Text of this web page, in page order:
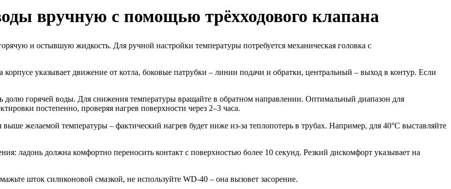
вручную с помощью трёхходового клапана
и остывшую жидкость. Для ручной настройки температуры потребуется механическая головка с
указывает движение от котла, боковые патрубки – линии подачи и обратки, центральный – выход в контур. Если
долю горячей воды. Для снижения температуры вращайте в обратном направлении. Оптимальный диапазон для
постепенно, проверяя нагрев поверхности через 2–3 часа.
желаемой температуры – фактический нагрев будет ниже из-за теплопотерь в трубах. Например, для 40°C выставляйте
ладонь должна комфортно переносить контакт с поверхностью более 10 секунд. Резкий дискомфорт указывает на
шток силиконовой смазкой, не используйте WD-40 – она вызовет засорение.